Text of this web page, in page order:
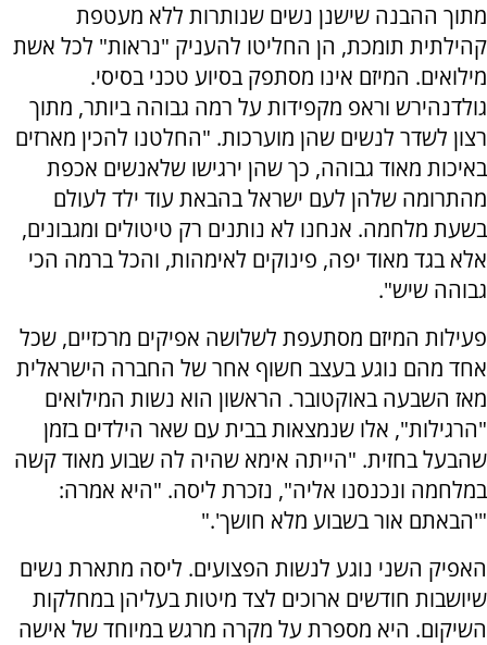
מתוך ההבנה שישנן נשים שנותרות ללא מעטפת
קהילתית תומכת, הן החליטו להעניק "נראות" לכל אשת
מילואים. המיזם אינו מסתפק בסיוע טכני בסיסי.
גולדנהירש וראפ מקפידות על רמה גבוהה ביותר, מתוך
רצון לשדר לנשים שהן מוערכות. "החלטנו להכין מארזים
באיכות מאוד גבוהה, כך שהן ירגישו שלאנשים אכפת
מהתרומה שלהן לעם ישראל בהבאת עוד ילד לעולם
בשעת מלחמה. אנחנו לא נותנים רק טיטולים ומגבונים,
אלא בגד מאוד יפה, פינוקים לאימהות, והכל ברמה הכי
גבוהה שיש".
פעילות המיזם מסתעפת לשלושה אפיקים מרכזיים, שכל
אחד מהם נוגע בעצב חשוף אחר של החברה הישראלית
מאז השבעה באוקטובר. הראשון הוא נשות המילואים
"הרגילות", אלו שנמצאות בבית עם שאר הילדים בזמן
שהבעל בחזית. "הייתה אימא שהיה לה שבוע מאוד קשה
במלחמה ונכנסנו אליה", נזכרת ליסה. "היא אמרה:
"'הבאתם אור בשבוע מלא חושך'."
האפיק השני נוגע לנשות הפצועים. ליסה מתארת נשים
שיושבות חודשים ארוכים לצד מיטות בעליהן במחלקות
השיקום. היא מספרת על מקרה מרגש במיוחד של אישה